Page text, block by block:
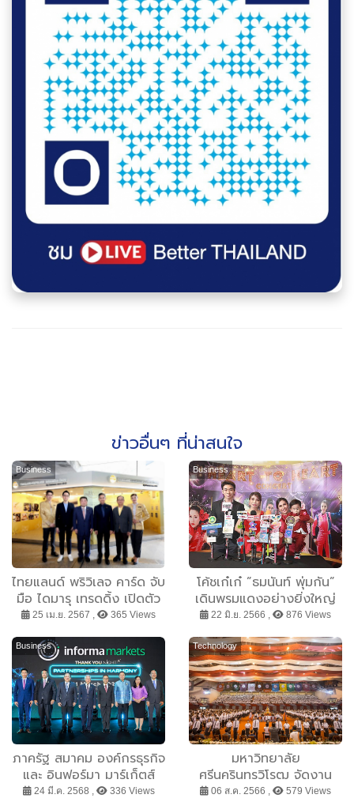
ข่าวอื่นๆ ที่น่าสนใจ
Business
ไทยแลนด์ พริวิเลจ คาร์ด จับ
มือ ไดมารุ เทรดดิ้ง เปิดตัว
Information Center ป๊อ
ปอัพบูธ มุ่งขยายฐานสมาชิก
ชาวต่างชาติที่ต้องการพำนัก
ระยะยาวในไทย
25 เม.ย. 2567 , 365 Views
Business
โค้ชเก๋เก๋ ”ธมนันท์ พุ่มกัน”
เดินพรมแดงอย่างยิ่งใหญ่
ใน Bangkok Fashion
Concert Heart to Heart
ณ Show Dc พระราม 9
22 มิ.ย. 2566 , 876 Views
Business
ภาครัฐ สมาคม องค์กรธุรกิจ
และ อินฟอร์มา มาร์เก็ตส์
ประกาศความร่วมมือ
24 มี.ค. 2568 , 336 Views
Technology
มหาวิทยาลัย
ศรีนครินทรวิโรฒ จัดงาน
ปฐมนิเทศต้อนรับนิสิตใหม่
06 ส.ค. 2566 , 579 Views